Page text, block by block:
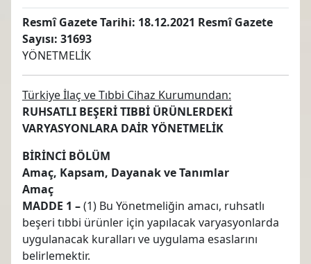
Resmî Gazete Tarihi: 18.12.2021 Resmî Gazete
Sayısı: 31693
YÖNETMELİK
Türkiye İlaç ve Tıbbi Cihaz Kurumundan:
RUHSATLI BEŞERİ TIBBİ ÜRÜNLERDEKİ
VARYASYONLARA DAİR YÖNETMELİK
BİRİNCİ BÖLÜM
Amaç, Kapsam, Dayanak ve Tanımlar
Amaç
MADDE 1 –(1) Bu Yönetmeliğin amacı, ruhsatlı
beşeri tıbbi ürünler için yapılacak varyasyonlarda
uygulanacak kuralları ve uygulama esaslarını
belirlemektir.